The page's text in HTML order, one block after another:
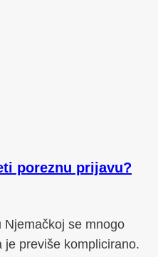
poreznu prijavu?
Njemačkoj se mnogo
je previše komplicirano.